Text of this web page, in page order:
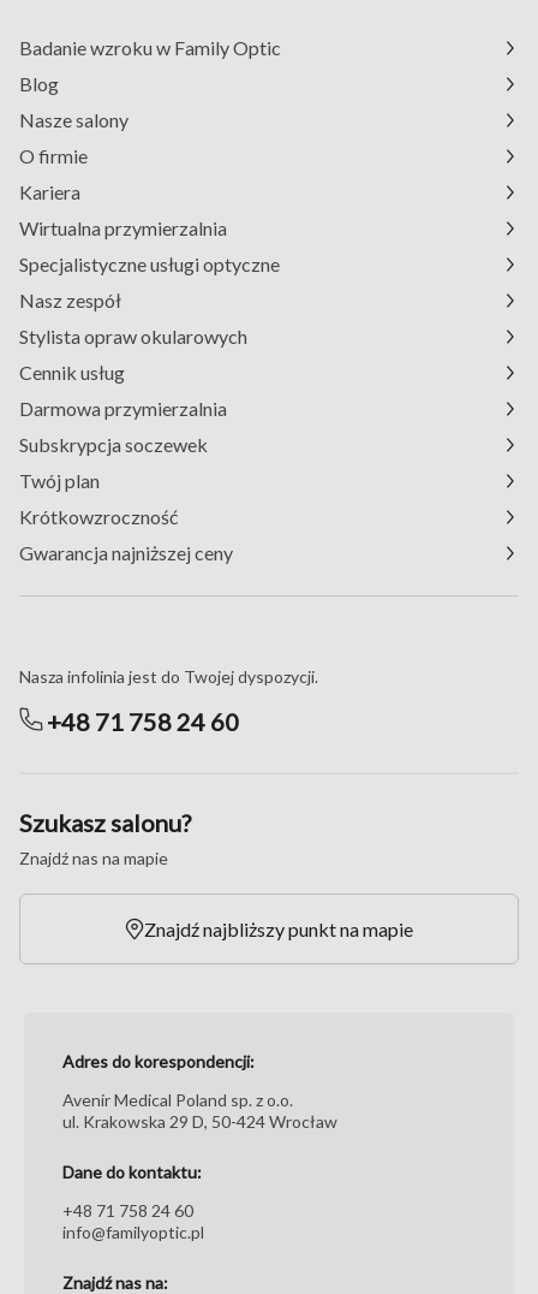
Badanie wzroku w Family Optic
Blog
Nasze salony
O firmie
Kariera
Wirtualna przymierzalnia
Specjalistyczne usługi optyczne
Nasz zespół
Stylista opraw okularowych
Cennik usług
Darmowa przymierzalnia
Subskrypcja soczewek
Twój plan
Krótkowzroczność
Gwarancja najniższej ceny
Nasza infolinia jest do Twojej dyspozycji.
+48 71 758 24 60
Szukasz salonu?
Znajdź nas na mapie
Znajdź najbliższy punkt na mapie
Adres do korespondencji:
Avenir Medical Poland sp. z o.o.
ul. Krakowska 29 D, 50-424 Wrocław
Dane do kontaktu:
+48 71 758 24 60
info@familyoptic.pl
Znajdź nas na: